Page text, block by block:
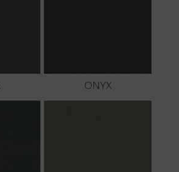
ONYX